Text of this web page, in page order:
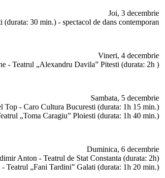
Joi, 3 decembrie
30 min.) - spectacol de dans contemporan
Vineri, 4 decembrie
- Teatrul „Alexandru Davila” Pitesti (durata: 2h )
Sambata, 5 decembrie
Top - Caro Cultura Bucuresti (durata: 1h 15 min.)
„Toma Caragiu” Ploiesti (durata: 1h 40 min.)
Duminica, 6 decembrie
Anton - Teatrul de Stat Constanta (durata: 2h)
Teatrul „Fani Tardini” Galati (durata: 1h 20 min.)